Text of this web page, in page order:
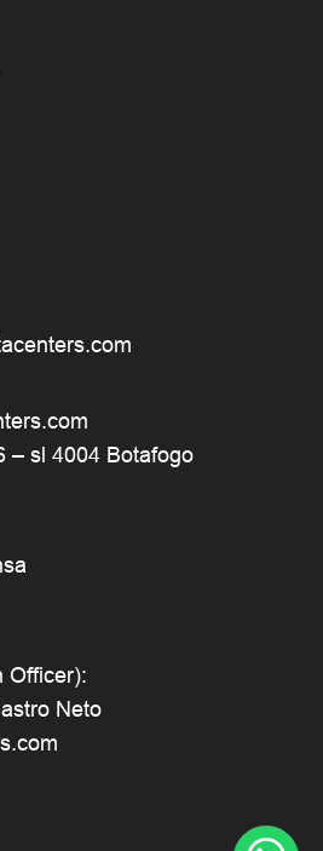
– sl 4004 Botafogo
Officer):
Neto